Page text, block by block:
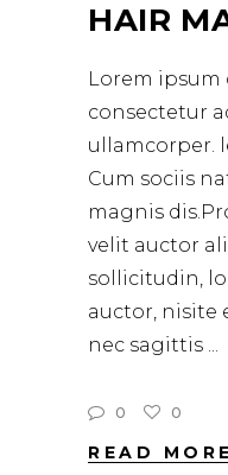
HAIR
Lorem ipsum
consectetur
ullamcorper.
Cum sociis
magnis
velit auctor
sollicitudin,
auctor, nisite
nec sagittis
0 0
READ MORE